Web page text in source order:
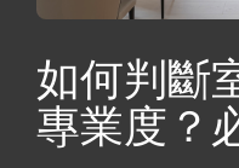
如何判斷
專業度？